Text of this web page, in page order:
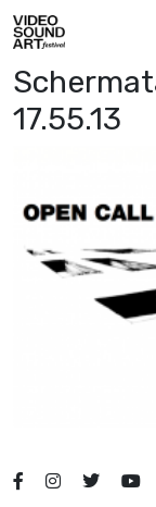
Skip to content
Video Sound
17.55.13